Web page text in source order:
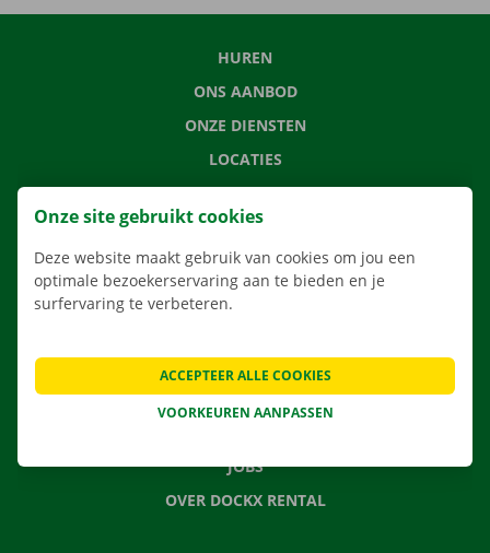
HUREN
ONS AANBOD
ONZE DIENSTEN
LOCATIES
APP
VERHUISOPLOSSINGEN
VEELGESTELDE VRAGEN
NIEUWS
JOBS
OVER DOCKX RENTAL
Onze site gebruikt cookies
Deze website maakt gebruik van cookies om jou een
optimale bezoekerservaring aan te bieden en je
surfervaring te verbeteren.
VOORKEUREN AANPASSEN
ACCEPTEER ALLE COOKIES